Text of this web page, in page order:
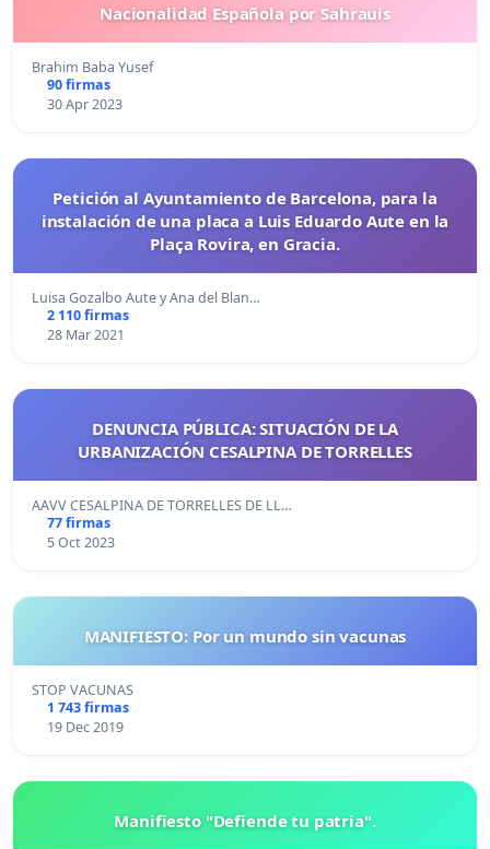
Nacionalidad Española por Sahrauis
Brahim Baba Yusef
90 firmas
30 Apr 2023
Petición al Ayuntamiento de Barcelona, para la
instalación de una placa a Luis Eduardo Aute en la
Plaça Rovira, en Gracia.
Luisa Gozalbo Aute y Ana del Blan…
2 110 firmas
28 Mar 2021
DENUNCIA PÚBLICA: SITUACIÓN DE LA
URBANIZACIÓN CESALPINA DE TORRELLES
AAVV CESALPINA DE TORRELLES DE LL…
77 firmas
5 Oct 2023
MANIFIESTO: Por un mundo sin vacunas
STOP VACUNAS
1 743 firmas
19 Dec 2019
Manifiesto "Defiende tu patria".